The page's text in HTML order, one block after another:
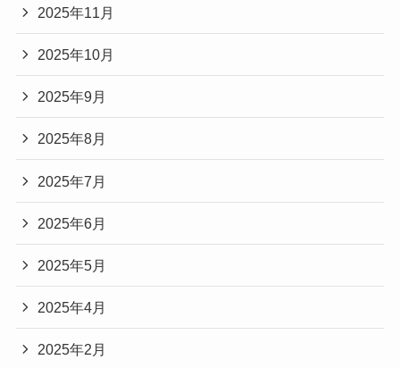
2025年11月
2025年10月
2025年9月
2025年8月
2025年7月
2025年6月
2025年5月
2025年4月
2025年2月